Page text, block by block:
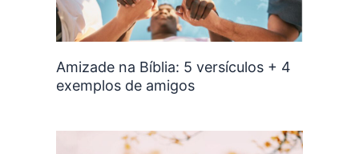
Amizade na Bíblia: 5 versículos + 4
exemplos de amigos